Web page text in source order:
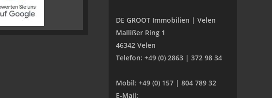
DE GROOT Immobilien | Velen
Mallißer Ring 1
46342 Velen
Telefon: +49 (0) 2863 | 372 98 34
Mobil: +49 (0) 157 | 804 789 32
E-Mail: